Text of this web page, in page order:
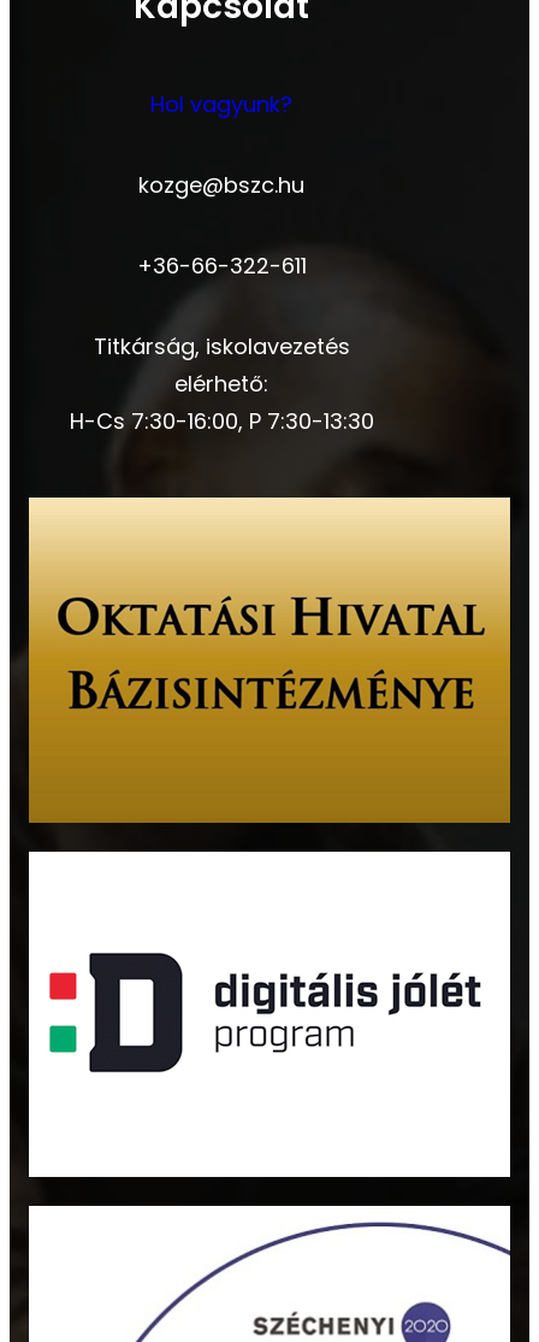
Hol vagyunk?
kozge@bszc.hu
+36-66-322-611
Titkárság, iskolavezetés
elérhető:
H-Cs 7:30-16:00, P 7:30-13:30